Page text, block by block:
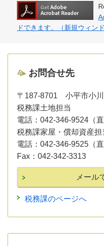
ドできます。（新規ウィン
お問合せ先
〒187-8701 小平市小
税務課土地担当
電話：042-346-9524（直
税務課家屋・償却資産担
電話：042-346-9525（直
Fax：042-342-3313
税務課のページへ